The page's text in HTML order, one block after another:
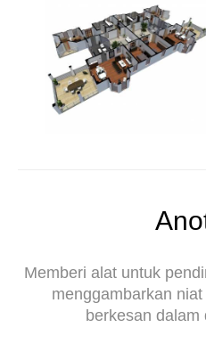
Memberi alat untuk
menggambarkan
berkesan dalam